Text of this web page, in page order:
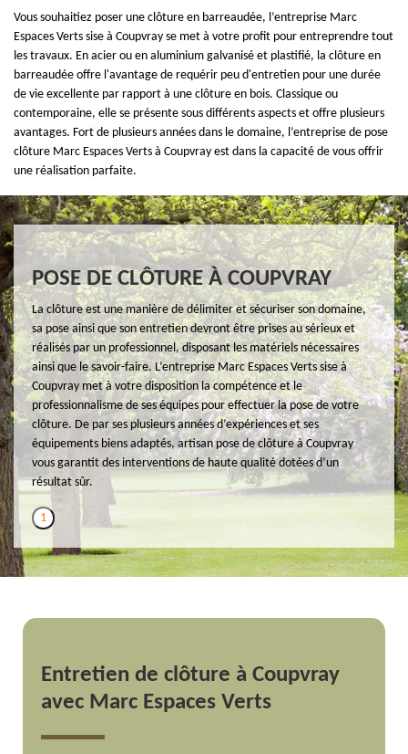
Vous souhaitiez poser une clôture en barreaudée, l’entreprise Marc
Espaces Verts sise à Coupvray se met à votre profit pour entreprendre tout
les travaux. En acier ou en aluminium galvanisé et plastifié, la clôture en
barreaudée offre l'avantage de requérir peu d'entretien pour une durée
de vie excellente par rapport à une clôture en bois. Classique ou
contemporaine, elle se présente sous différents aspects et offre plusieurs
avantages. Fort de plusieurs années dans le domaine, l’entreprise de pose
clôture Marc Espaces Verts à Coupvray est dans la capacité de vous offrir
une réalisation parfaite.
POSE DE CLÔTURE À COUPVRAY
La clôture est une manière de délimiter et sécuriser son domaine,
sa pose ainsi que son entretien devront être prises au sérieux et
réalisés par un professionnel, disposant les matériels nécessaires
ainsi que le savoir-faire. L’entreprise Marc Espaces Verts sise à
Coupvray met à votre disposition la compétence et le
professionnalisme de ses équipes pour effectuer la pose de votre
clôture. De par ses plusieurs années d’expériences et ses
équipements biens adaptés, artisan pose de clôture à Coupvray
vous garantit des interventions de haute qualité dotées d’un
résultat sûr.
1
Entretien de clôture à Coupvray
avec Marc Espaces Verts